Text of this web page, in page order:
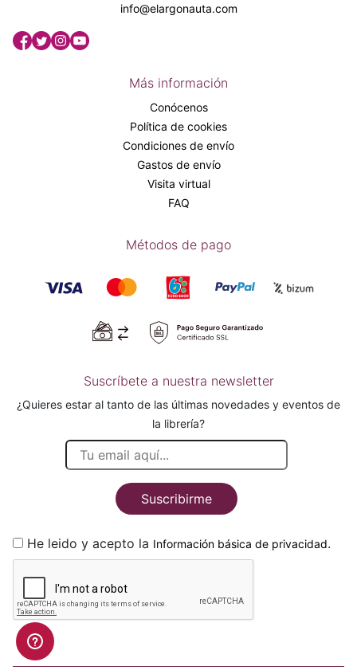
info@elargonauta.com
Más información
Conócenos
Política de cookies
Condiciones de envío
Gastos de envío
Visita virtual
FAQ
Métodos de pago
Suscríbete a nuestra newsletter
¿Quieres estar al tanto de las últimas novedades y eventos de
la librería?
Suscribirme
He leido y acepto la Información básica de privacidad.